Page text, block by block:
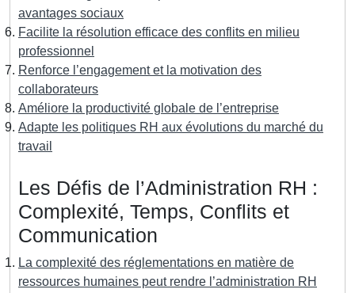
avantages sociaux
Facilite la résolution efficace des conflits en milieu
professionnel
Renforce l’engagement et la motivation des
collaborateurs
Améliore la productivité globale de l’entreprise
Adapte les politiques RH aux évolutions du marché du
travail
Les Défis de l’Administration RH :
Complexité, Temps, Conflits et
Communication
La complexité des réglementations en matière de
ressources humaines peut rendre l’administration RH